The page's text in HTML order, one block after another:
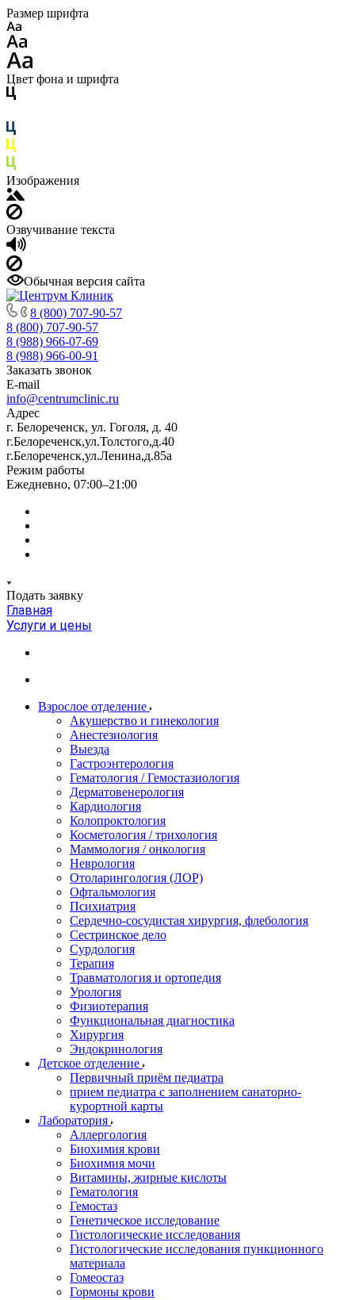
Размер шрифта
Цвет фона и шрифта
Изображения
Озвучивание текста
Обычная версия сайта
8 (800) 707-90-57
8 (800) 707-90-57
8 (988) 966-07-69
8 (988) 966-00-91
Заказать звонок
E-mail
info@centrumclinic.ru
Адрес
г. Белореченск, ул. Гоголя, д. 40
г.Белореченск,ул.Толстого,д.40
г.Белореченск,ул.Ленина,д.85а
Режим работы
Ежедневно, 07:00–21:00
Подать заявку
Главная
Услуги и цены
Взрослое отделение
Акушерство и гинекология
Анестезиология
Выезда
Гастроэнтерология
Гематология / Гемостазиология
Дерматовенерология
Кардиология
Колопроктология
Косметология / трихология
Маммология / онкология
Неврология
Отоларингология (ЛОР)
Офтальмология
Психиатрия
Сердечно-сосудистая хирургия, флебология
Сестринское дело
Сурдология
Терапия
Травматология и ортопедия
Урология
Физиотерапия
Функциональная диагностика
Хирургия
Эндокринология
Детское отделение
Первичный приём педиатра
прием педиатра с заполнением санаторно-
курортной карты
Лаборатория
Аллергология
Биохимия крови
Биохимия мочи
Витамины, жирные кислоты
Гематология
Гемостаз
Генетическое исследование
Гистологические исследования
Гистологические исследования пункционного
материала
Гомеостаз
Гормоны крови